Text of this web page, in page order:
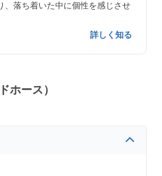
、落ち着いた中に個性を感じさせ
詳しく知る
ホース）